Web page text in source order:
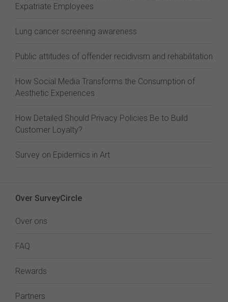
Expatriate Employees
Lung cancer screening awareness
Public attitudes of offender recidivism and rehabilitation
How Social Media Transforms the Consumption of
Aesthetic Experiences
How Detailed Should Privacy Policies Be to Build
Customer Loyalty?
Survey on Epidemics in Art
Over SurveyCircle
Over ons
FAQ
Rewards
Partners